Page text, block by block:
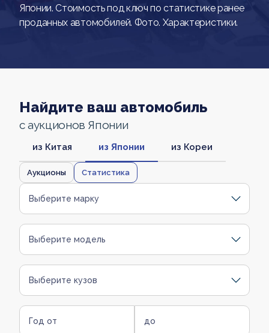
Японии. Стоимость под ключ по статистике ранее
проданных автомобилей. Фото. Характеристики.
Найдите ваш автомобиль
с аукционов Японии
из Китая из Японии из Кореи
Аукционы Статистика
Выберите марку
Выберите модель
Выберите кузов
Год от до